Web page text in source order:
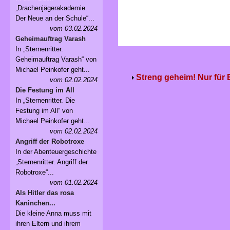
Streng geheim! Nur für
„Drachenjägerakademie.
Der Neue an der Schule“...
vom 03.02.2024
Geheimauftrag Varash
In „Sternenritter.
Geheimauftrag Varash“ von
Michael Peinkofer geht...
vom 02.02.2024
Die Festung im All
In „Sternenritter. Die
Festung im All“ von
Michael Peinkofer geht...
vom 02.02.2024
Angriff der Robotroxe
In der Abenteuergeschichte
„Sternenritter. Angriff der
Robotroxe“...
vom 01.02.2024
Als Hitler das rosa
Kaninchen...
Die kleine Anna muss mit
ihren Eltern und ihrem